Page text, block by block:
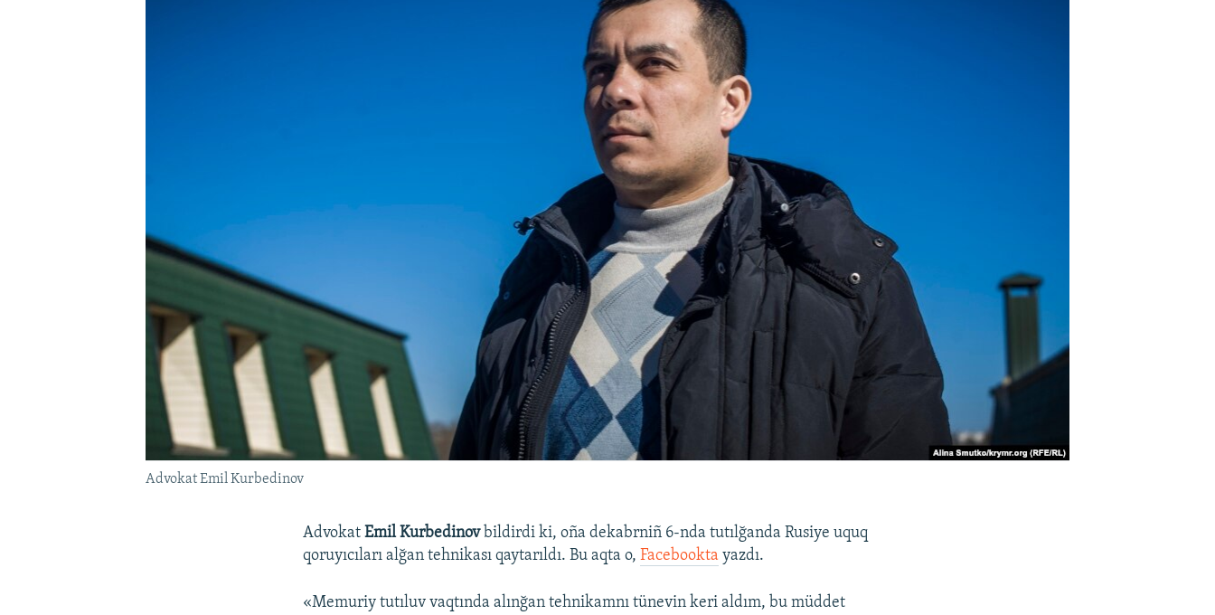
Advokat Emil Kurbedinov
AdvokatEmil Kurbedinovbildirdi ki, oña dekabrniñ 6-nda tutılğanda Rusiye uquq
qoruyıcıları alğan tehnikası qaytarıldı. Bu aqta o,Facebookta yazdı.
«Memuriy tutıluv vaqtında alınğan tehnikamnı tünevin keri aldım, bu müddet